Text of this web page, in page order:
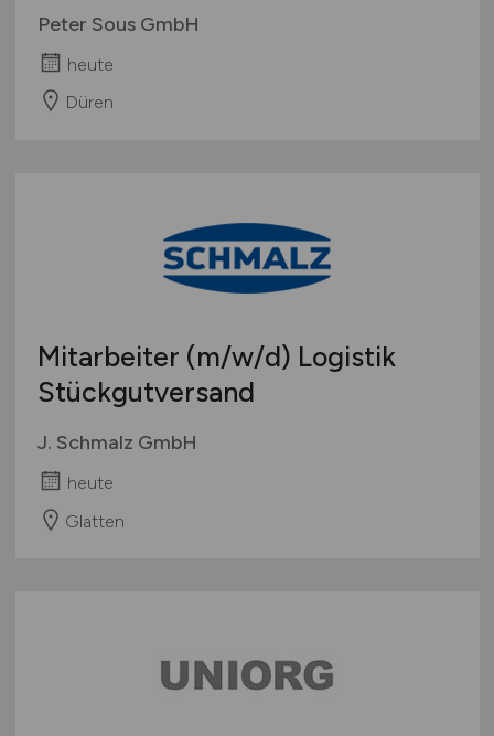
Peter Sous GmbH
heute
Düren
Mitarbeiter (m/w/d) Logistik
Stückgutversand
J. Schmalz GmbH
heute
Glatten